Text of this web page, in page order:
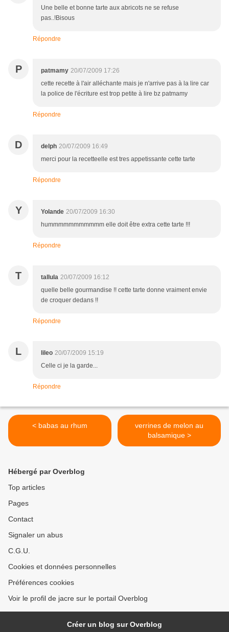
Une belle et bonne tarte aux abricots ne se refuse
pas..!Bisous
Répondre
P patmamy 20/07/2009 17:26
cette recette à l'air alléchante mais je n'arrive pas à la lire car
la police de l'écriture est trop petite à lire bz patmamy
Répondre
D delph 20/07/2009 16:49
merci pour la recetteelle est tres appetissante cette tarte
Répondre
Y Yolande 20/07/2009 16:30
hummmmmmmmmmm elle doit être extra cette tarte !!!
Répondre
T tallula 20/07/2009 16:12
quelle belle gourmandise !! cette tarte donne vraiment envie
de croquer dedans !!
Répondre
L lileo 20/07/2009 15:19
Celle ci je la garde...
Répondre
< babas au rhum
verrines de melon au
balsamique >
Hébergé par Overblog
Top articles
Pages
Contact
Signaler un abus
C.G.U.
Cookies et données personnelles
Préférences cookies
Voir le profil de jacre sur le portail Overblog
Créer un blog sur Overblog